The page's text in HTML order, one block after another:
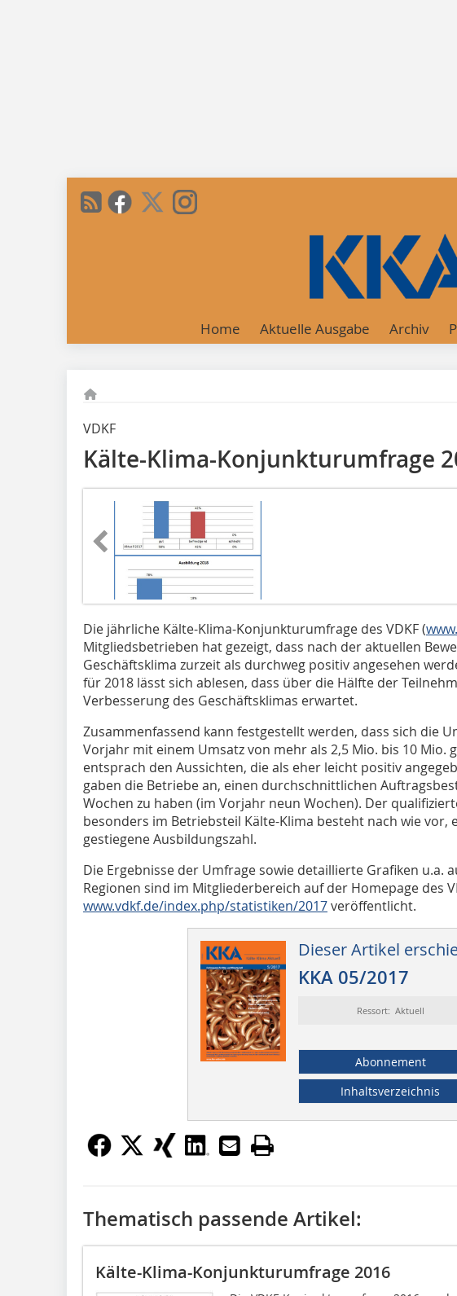
Home Aktuelle Ausgabe Archiv
VDKF
Kälte-Klima-Konjunkturumfrage
Die jährliche Kälte-Klima-Konjunkturumfrage des VDKF (
Mitgliedsbetrieben hat gezeigt, dass nach der aktuellen
Geschäftsklima zurzeit als durchweg positiv angesehen
für 2018 lässt sich ablesen, dass über die Hälfte der
Verbesserung des Geschäftsklimas erwartet.
Zusammenfassend kann festgestellt werden, dass sich die
Vorjahr mit einem Umsatz von mehr als 2,5 Mio. bis 10 Mio.
entsprach den Aussichten, die als eher leicht positiv
gaben die Betriebe an, einen durchschnittlichen
Wochen zu haben (im Vorjahr neun Wochen). Der
besonders im Betriebsteil Kälte-Klima besteht nach wie vor,
gestiegene Ausbildungszahl.
Die Ergebnisse der Umfrage sowie detaillierte Grafiken u.a.
Regionen sind im Mitgliederbereich auf der Homepage des
www.vdkf.de/index.php/statistiken/2017veröffentlicht.
Dieser Artikel
KKA 05/2017
Ressort: Aktuell
Abonnement
Inhaltsverzeichnis
Thematisch passende Artikel:
Kälte-Klima-Konjunkturumfrage 2016